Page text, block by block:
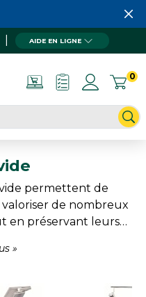
AIDE EN LIGNE
0
permettent de
de nombreux
en préservant leurs
et accessoires
professionnels des